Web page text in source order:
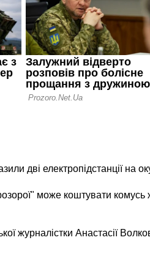
дві електропідстанції на
може коштувати
журналістки Анастасії